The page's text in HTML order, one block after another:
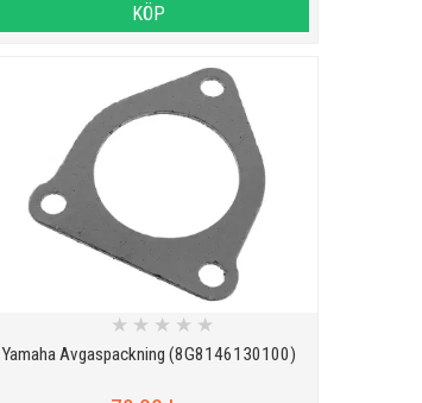
KÖP
Yamaha Avgaspackning (8G8146130100)
★ ★ ★ ★ ★